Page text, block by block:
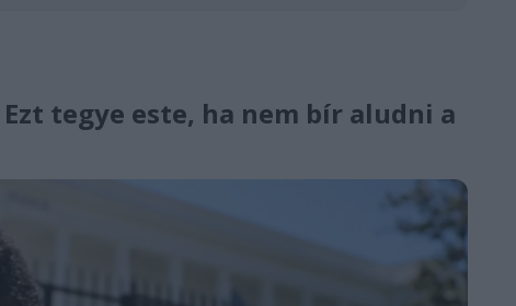
tegye este, ha nem bír aludni a